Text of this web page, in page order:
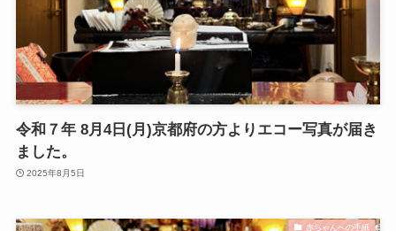
令和７年 8月4日(月)京都府の方よりエコー写真が届き
ました。
2025年8月5日
赤ちゃんへの手紙